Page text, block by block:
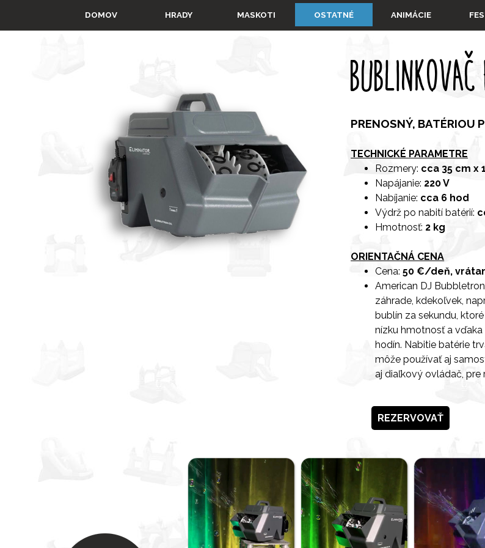
Preskočiť menu
DOMOV HRADY ▼
MASKOTI ▼
OSTATNÉ ▼
ANIMÁCIE
PRENOSNÝ, BATÉRIOU
TECHNICKÉ PARAMETRE
Rozmery: cca 35 cm x
Napájanie: 220 V
Nabíjanie: cca 6 hod
Výdrž po nabití batérií:
Hmotnosť: 2 kg
ORIENTAČNÁ CENA
Cena: 50 €/deň,
American DJ
záhrade, kdekoľvek,
bublín za sekundu,
nízku hmotnosť a
hodín. Nabitie batérie
môže používať aj
aj diaľkový ovládač, pre
REZERVOVAŤ